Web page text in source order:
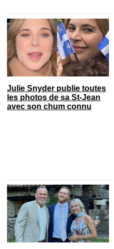
Julie Snyder publie toutes
les photos de sa St-Jean
avec son chum connu